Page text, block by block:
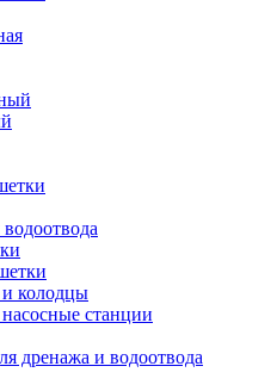
колодцы
станции
дренажа и водоотвода